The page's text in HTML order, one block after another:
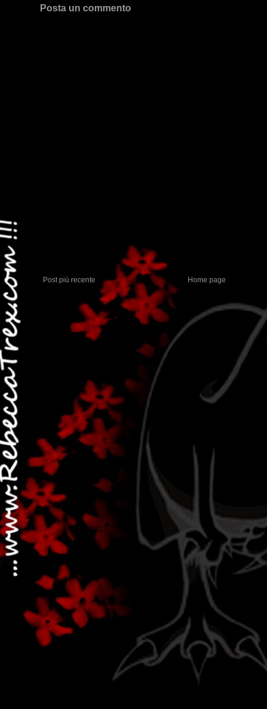
Posta un commento
Post più recente Home page